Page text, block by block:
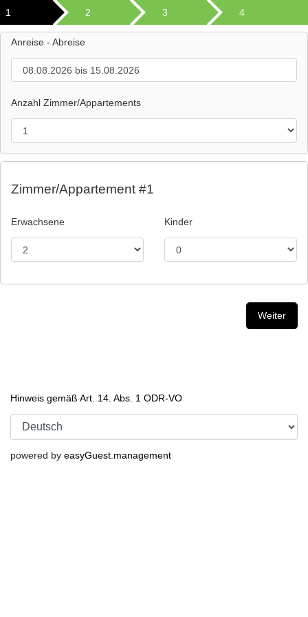
1 2 3 4
Anreise - Abreise
Anzahl Zimmer/Appartements
Zimmer/Appartement #1
Erwachsene Kinder
Weiter
Hinweis gemäß Art. 14. Abs. 1 ODR-VO
powered by easyGuest.management